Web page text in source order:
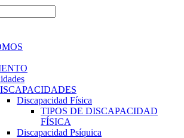
Discapacidad Física
TIPOS DE DISCAPACIDAD
FÍSICA
Discapacidad Psíquica